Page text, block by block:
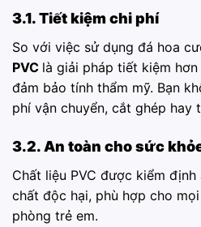
3.1. Tiết kiệm chi phí
So với việc sử dụng đá hoa
PVC là giải pháp tiết kiệm
đảm bảo tính thẩm mỹ. Bạn
phí vận chuyển, cắt ghép hay
3.2. An toàn cho sức
Chất liệu PVC được kiểm
chất độc hại, phù hợp cho
phòng trẻ em.